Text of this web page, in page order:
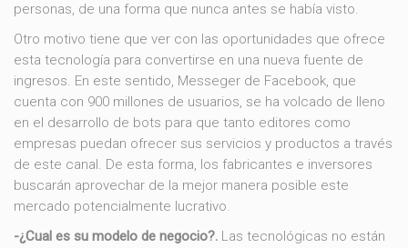
personas, de una forma que nunca antes se había visto.
Otro motivo tiene que ver con las oportunidades que ofrece
esta tecnología para convertirse en una nueva fuente de
ingresos. En este sentido, Messeger de Facebook, que
cuenta con 900 millones de usuarios, se ha volcado de lleno
en el desarrollo de bots para que tanto editores como
empresas puedan ofrecer sus servicios y productos a través
de este canal. De esta forma, los fabricantes e inversores
buscarán aprovechar de la mejor manera posible este
mercado potencialmente lucrativo.
-¿Cual es su modelo de negocio?. Las tecnológicas no están